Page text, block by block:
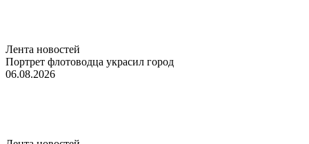
Лента новостей
Портрет флотоводца украсил город
06.08.2026